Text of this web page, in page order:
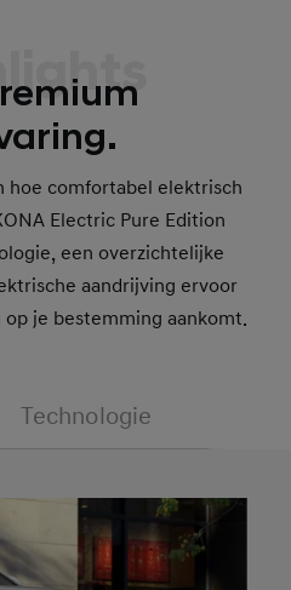
hoe comfortabel elektrisch
Electric Pure Edition
een overzichtelijke
aandrijving ervoor
je bestemming aankomt.
Technologie